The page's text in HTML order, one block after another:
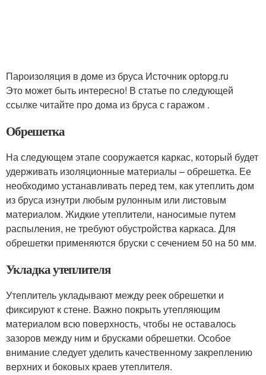
Пароизоляция в доме из бруса Источник optopg.ru
Это может быть интересно! В статье по следующей
ссылке читайте про дома из бруса с гаражом .
Обрешетка
На следующем этапе сооружается каркас, который будет
удерживать изоляционные материалы – обрешетка. Ее
необходимо устанавливать перед тем, как утеплить дом
из бруса изнутри любым рулонным или листовым
материалом. Жидкие утеплители, наносимые путем
распыления, не требуют обустройства каркаса. Для
обрешетки применяются бруски с сечением 50 на 50 мм.
Укладка утеплителя
Утеплитель укладывают между реек обрешетки и
фиксируют к стене. Важно покрыть утепляющим
материалом всю поверхность, чтобы не оставалось
зазоров между ним и брусками обрешетки. Особое
внимание следует уделить качественному закреплению
верхних и боковых краев утеплителя.